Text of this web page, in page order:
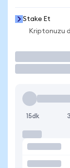
Stake Et
Kriptonuzu
15dk